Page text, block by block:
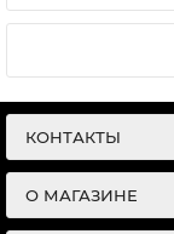
КОНТАКТЫ
О МАГАЗИНЕ